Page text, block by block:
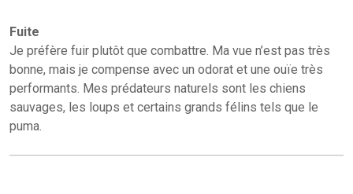
Fuite
Je préfère fuir plutôt que combattre. Ma vue n’est pas très
bonne, mais je compense avec un odorat et une ouïe très
performants. Mes prédateurs naturels sont les chiens
sauvages, les loups et certains grands félins tels que le
puma.